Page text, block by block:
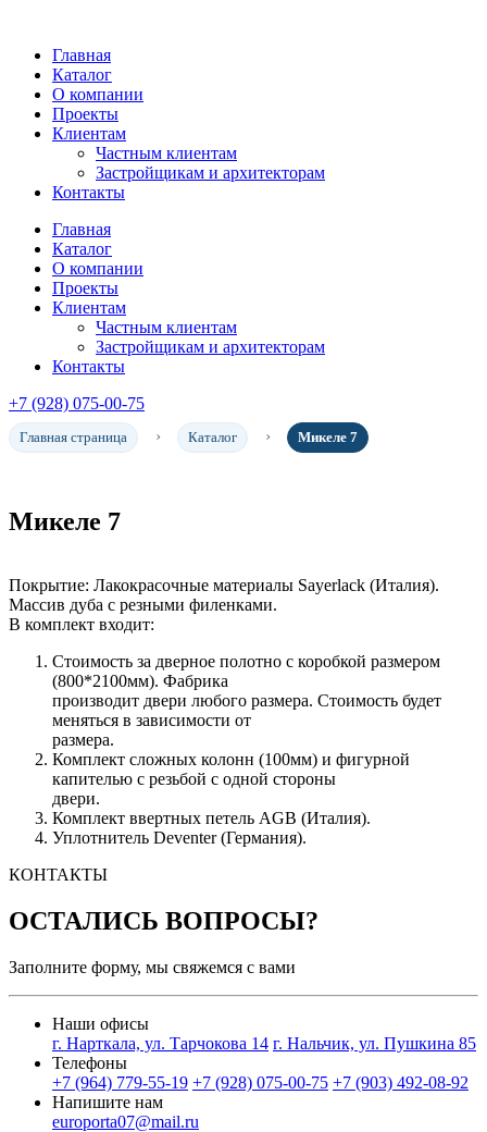
Главная
Каталог
О компании
Проекты
Клиентам
Частным клиентам
Застройщикам и архитекторам
Контакты
Главная
Каталог
О компании
Проекты
Клиентам
Частным клиентам
Застройщикам и архитекторам
Контакты
+7 (928) 075-00-75
Главная страница Каталог Микеле 7
Микеле 7
Покрытие: Лакокрасочные материалы Sayerlack (Италия).
Массив дуба с резными филенками.
В комплект входит:
Стоимость за дверное полотно с коробкой размером
(800*2100мм). Фабрика
производит двери любого размера. Стоимость будет
меняться в зависимости от
размера.
Комплект сложных колонн (100мм) и фигурной
капителью с резьбой с одной стороны
двери.
Комплект ввертных петель AGB (Италия).
Уплотнитель Deventer (Германия).
КОНТАКТЫ
ОСТАЛИСЬ ВОПРОСЫ?
Заполните форму, мы свяжемся с вами
Наши офисы
г. Нарткала, ул. Тарчокова 14 г. Нальчик, ул. Пушкина 85
Телефоны
+7 (964) 779-55-19 +7 (928) 075-00-75 +7 (903) 492-08-92
Напишите нам
europorta07@mail.ru